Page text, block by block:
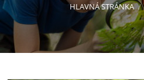
HLAVNÁ STRÁNKA /